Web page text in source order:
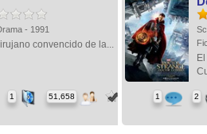
- 1991
convencido de la...
1 51,658 1 2